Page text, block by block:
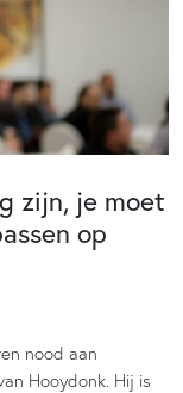
zijn, je moet
op
nood aan
Hooydonk. Hij is